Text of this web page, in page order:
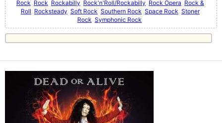
Rock Rock Rockabilly Rock'n'Roll/Rockabilly Rock Opera Rock &
Roll Rocksteady Soft Rock Southern Rock Space Rock Stoner
Rock Symphonic Rock